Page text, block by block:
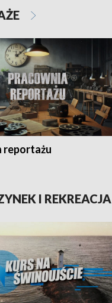
reportażu
I REKREACJA